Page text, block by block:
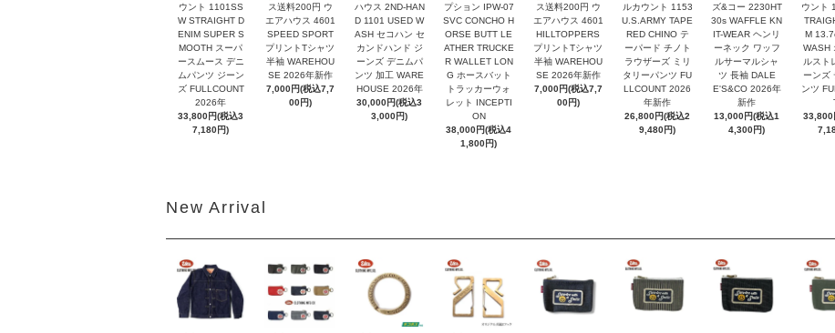
ウント 1101SS
W STRAIGHT D
ENIM SUPER S
MOOTH スーパ
ースムース デニ
ムパンツ ジーン
ズ FULLCOUNT
2026年
33,800円(税込3
7,180円)
ス送料200円 ウ
エアハウス 4601
SPEED SPORT
プリントTシャツ
半袖 WAREHOU
SE 2026年新作
7,000円(税込7,7
00円)
ハウス 2ND-HAN
D 1101 USED W
ASH セコハン セ
カンドハンド ジ
ーンズ デニムパ
ンツ 加工 WARE
HOUSE 2026年
30,000円(税込3
3,000円)
プション IPW-07
SVC CONCHO H
ORSE BUTT LE
ATHER TRUCKE
R WALLET LON
G ホースバット
トラッカーウォ
レット INCEPTI
ON
38,000円(税込4
1,800円)
ス送料200円 ウ
エアハウス 4601
HILLTOPPERS
プリントTシャツ
半袖 WAREHOU
SE 2026年新作
7,000円(税込7,7
00円)
ルカウント 1153
U.S.ARMY TAPE
RED CHINO テ
ーパード チノト
ラウザーズ ミリ
タリーパンツ FU
LLCOUNT 2026
年新作
26,800円(税込2
9,480円)
ズ&コー 2230HT
30s WAFFLE KN
IT-WEAR ヘンリ
ーネック ワッフ
ルサーマルシャ
ツ 長袖 DALE
E'S&CO 2026年
新作
13,000円(税込1
4,300円)
ウント
M
WASH
ルスト
ーンズ
ンツ
33,800
New Arrival